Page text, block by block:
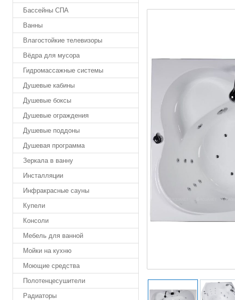
Бассейны СПА
Ванны
Влагостойкие телевизоры
Вёдра для мусора
Гидромассажные системы
Душевые кабины
Душевые боксы
Душевые ограждения
Душевые поддоны
Душевая программа
Зеркала в ванну
Инсталляции
Инфракрасные сауны
Купели
Консоли
Мебель для ванной
Мойки на кухню
Моющие средства
Полотенцесушители
Радиаторы